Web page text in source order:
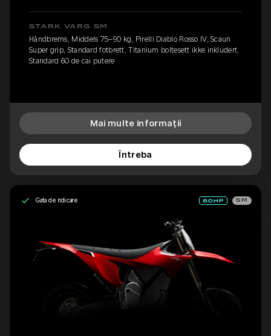
STARK VARG SM
Håndbrems, Middels 75–90 kg, Pirelli Diablo Rosso IV, Scaun
Super grip, Standard fotbrett, Titanium boltesett ikke inkludert,
Standard 60 de cai putere
Mai multe informații
Întreba
Gata de ridicare SM